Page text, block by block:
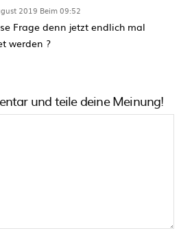
2019 Beim 09:52
Frage denn jetzt endlich mal
werden ?
und teile deine Meinung!